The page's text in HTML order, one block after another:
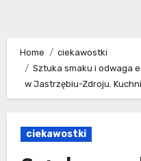
Home
ciekawostki
Sztuka smaku i odwaga
w Jastrzębiu-Zdroju.
ciekawostki